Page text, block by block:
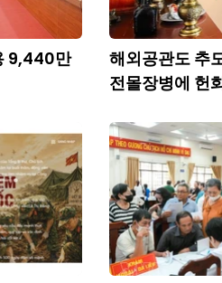
9,440만
해외공관도 추
전몰장병에 헌